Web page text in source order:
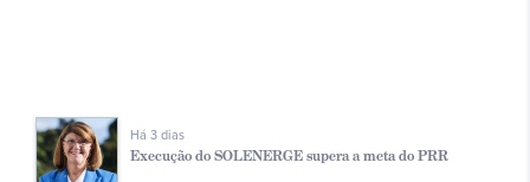
Há 3 dias
Execução do SOLENERGE supera a meta do PRR